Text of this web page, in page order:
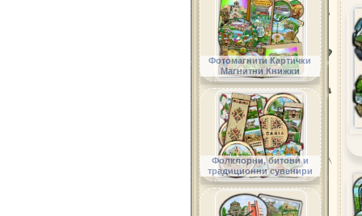
Фотомагнити Картички
Магнитни Книжки
Фолклорни, битови и
традиционни сувенири